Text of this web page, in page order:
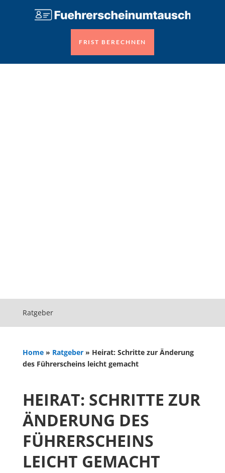
FRIST BERECHNEN
Ratgeber
Home» Ratgeber» Heirat: Schritte zur Änderung
des Führerscheins leicht gemacht
HEIRAT: SCHRITTE ZUR
ÄNDERUNG DES
FÜHRERSCHEINS
LEICHT GEMACHT